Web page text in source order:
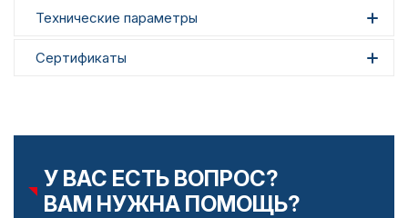
Технические параметры
Сертификаты
У ВАС ЕСТЬ ВОПРОС?
ВАМ НУЖНА ПОМОЩЬ?